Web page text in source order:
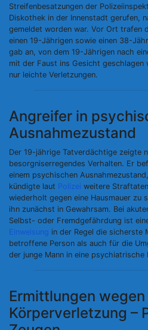
Streifenbesatzungen der
Diskothek in der Innenstadt gerufen,
gemeldet worden war. Vor Ort trafen
einen 19-Jährigen sowie einen 38-
gab an, von dem 19-Jährigen nach
mit der Faust ins Gesicht geschlagen
nur leichte Verletzungen.
Angreifer in
Ausnahmezustand
Der 19-jährige Tatverdächtige zeigte
besorgniserregendes Verhalten. Er
einem psychischen
kündigte laut Polizei weitere
wiederholt gegen eine Hausmauer zu
ihn zunächst in Gewahrsam. Bei
Selbst- oder Fremdgefährdung ist
Einweisung in der Regel die sicherste
betroffene Person als auch für die
der junge Mann in eine
Ermittlungen wegen
Körperverletzung –